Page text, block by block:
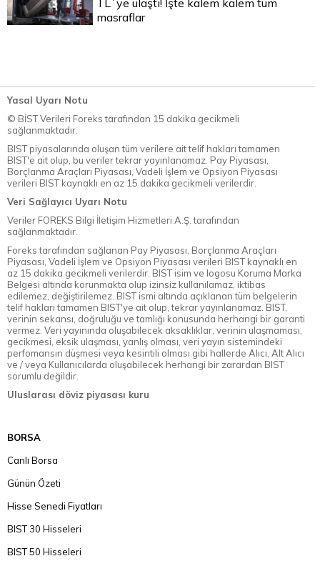
TL`ye ulaştı! İşte kalem kalem tüm
masraflar
Yasal Uyarı Notu
© BİST Verileri Foreks tarafından 15 dakika gecikmeli
sağlanmaktadır.
BIST piyasalarında oluşan tüm verilere ait telif hakları tamamen
BIST'e ait olup, bu veriler tekrar yayınlanamaz. Pay Piyasası,
Borçlanma Araçları Piyasası, Vadeli İşlem ve Opsiyon Piyasası
verileri BIST kaynaklı en az 15 dakika gecikmeli verilerdir.
Veri Sağlayıcı Uyarı Notu
Veriler FOREKS Bilgi İletişim Hizmetleri A.Ş. tarafından
sağlanmaktadır.
Foreks tarafından sağlanan Pay Piyasası, Borçlanma Araçları
Piyasası, Vadeli İşlem ve Opsiyon Piyasası verileri BIST kaynaklı en
az 15 dakika gecikmeli verilerdir. BIST isim ve logosu Koruma Marka
Belgesi altında korunmakta olup izinsiz kullanılamaz, iktibas
edilemez, değiştirilemez. BIST ismi altında açıklanan tüm belgelerin
telif hakları tamamen BIST'ye ait olup, tekrar yayınlanamaz. BIST,
verinin sekansı, doğruluğu ve tamlığı konusunda herhangi bir garanti
vermez. Veri yayınında oluşabilecek aksaklıklar, verinin ulaşmaması,
gecikmesi, eksik ulaşması, yanlış olması, veri yayın sistemindeki
perfomansın düşmesi veya kesintili olması gibi hallerde Alıcı, Alt Alıcı
ve / veya Kullanıcılarda oluşabilecek herhangi bir zarardan BIST
sorumlu değildir.
Uluslarası döviz piyasası kuru
BORSA
Canlı Borsa
Günün Özeti
Hisse Senedi Fiyatları
BIST 30 Hisseleri
BIST 50 Hisseleri